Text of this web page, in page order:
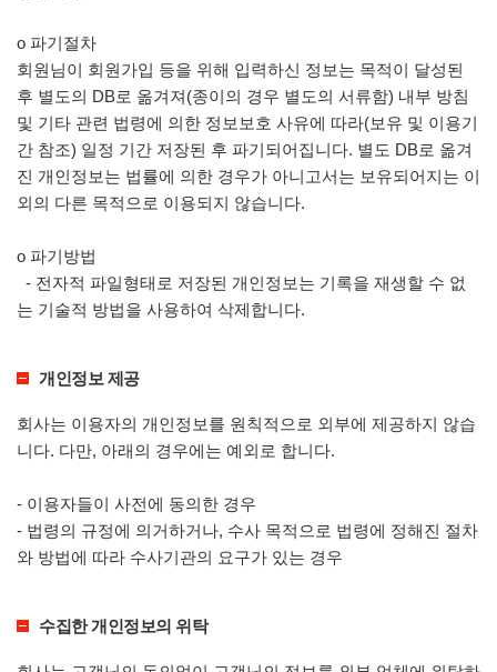
ο 파기절차
회원님이 회원가입 등을 위해 입력하신 정보는 목적이 달성된
후 별도의 DB로 옮겨져(종이의 경우 별도의 서류함) 내부 방침
및 기타 관련 법령에 의한 정보보호 사유에 따라(보유 및 이용기
간 참조) 일정 기간 저장된 후 파기되어집니다. 별도 DB로 옮겨
진 개인정보는 법률에 의한 경우가 아니고서는 보유되어지는 이
외의 다른 목적으로 이용되지 않습니다.
ο 파기방법
- 전자적 파일형태로 저장된 개인정보는 기록을 재생할 수 없
는 기술적 방법을 사용하여 삭제합니다.
개인정보 제공
회사는 이용자의 개인정보를 원칙적으로 외부에 제공하지 않습
니다. 다만, 아래의 경우에는 예외로 합니다.
- 이용자들이 사전에 동의한 경우
- 법령의 규정에 의거하거나, 수사 목적으로 법령에 정해진 절차
와 방법에 따라 수사기관의 요구가 있는 경우
수집한 개인정보의 위탁